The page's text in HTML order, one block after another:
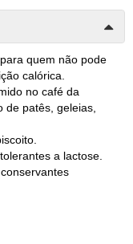
quem não pode
calórica.
no café da
de patês, geleias,
a lactose.